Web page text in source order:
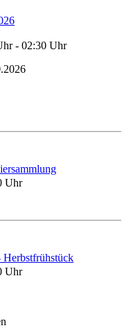
- 02:30 Uhr
Uhr
Herbstfrühstück
Uhr